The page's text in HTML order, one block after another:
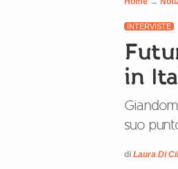
INTERVISTE
in
suo
di Laura Di